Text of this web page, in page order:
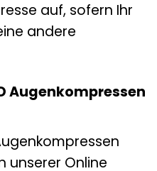
auf, sofern Ihr
andere
Augenkompressen
unserer Online